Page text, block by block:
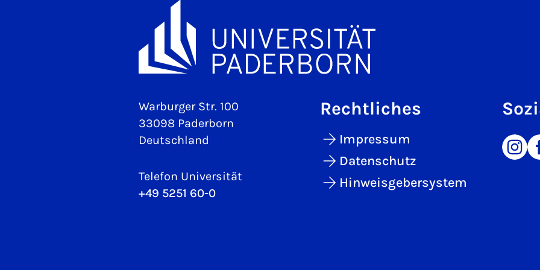
Warburger Str. 100
33098 Paderborn
Deutschland
Telefon Universität
+49 5251 60-0
Rechtliches
Impressum
Datenschutz
Hinweisgebersystem